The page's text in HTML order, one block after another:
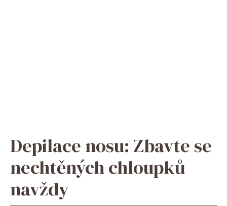
Depilace nosu: Zbavte se
nechtěných chloupků
navždy